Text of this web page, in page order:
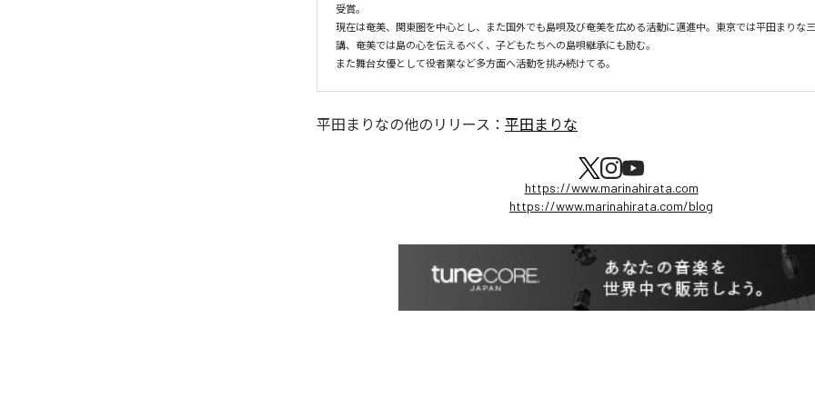
受賞。
現在は奄美、関東圏を中心とし、また国外でも島唄及び奄美を広める活動に邁進中。東京では平田まりな
講、奄美では島の心を伝えるべく、子どもたちへの島唄継承にも励む。
また舞台女優として役者業など多方面へ活動を挑み続けてる。
平田まりなの他のリリース： 平田まりな
https://www.marinahirata.com
https://www.marinahirata.com/blog